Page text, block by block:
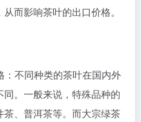
而影响茶叶的出口价格。
：不同种类的茶叶在国内外
。一般来说，特殊品种的
、普洱茶等。而大宗绿茶